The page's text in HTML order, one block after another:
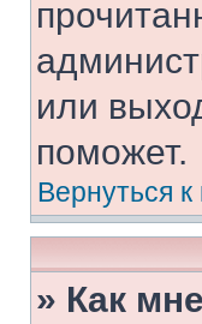
или
поможет.
Вернуться к
» Как